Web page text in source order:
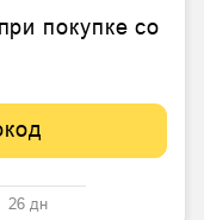
покупке со
26 дн